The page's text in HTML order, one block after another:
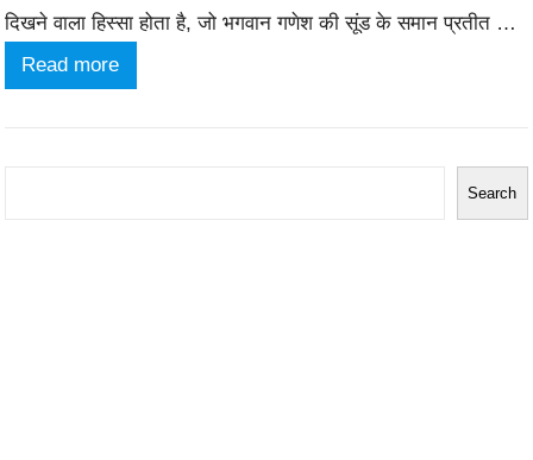
दिखने वाला हिस्सा होता है, जो भगवान गणेश की सूंड के समान प्रतीत होता
है। इस रुद्राक्ष को सभी कार्यों में सफलता, बाधाओं की समाप्ति, और बुद्धि
तथा…
Read more:
Search